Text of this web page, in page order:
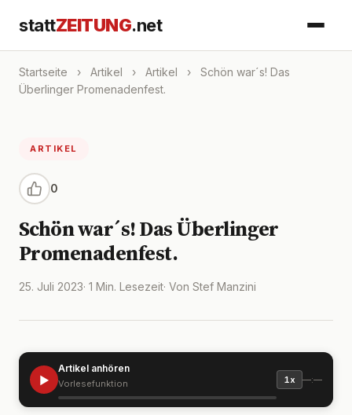
stattZEITUNG.net
Startseite › Artikel › Artikel ›
Schön war´s! Das
Überlinger Promenadenfest.
ARTIKEL
0
Schön war´s! Das Überlinger
Promenadenfest.
25. Juli 2023· 1 Min. Lesezeit· Von Stef Manzini
▶
Artikel anhören
Vorlesefunktion 1x —:—